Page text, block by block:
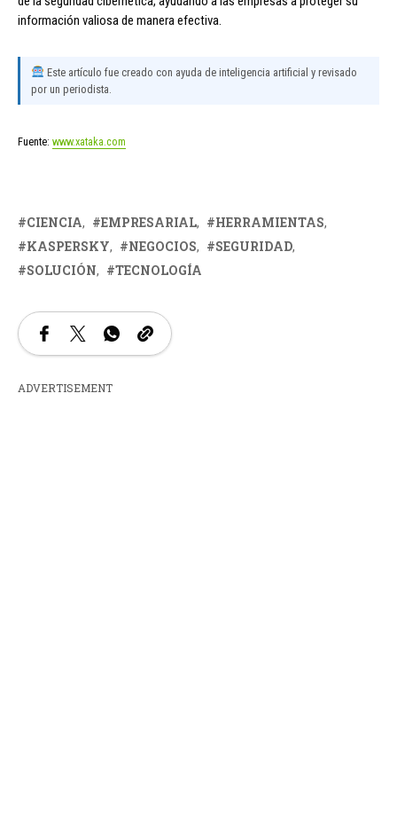
información valiosa de manera efectiva.
Este artículo fue creado con ayuda de inteligencia artificial y revisado
por un periodista.
Fuente: www.xataka.com
CIENCIA EMPRESARIAL
HERRAMIENTAS
KASPERSKY
NEGOCIOS
SEGURIDAD
SOLUCIÓN
TECNOLOGÍA
ADVERTISEMENT